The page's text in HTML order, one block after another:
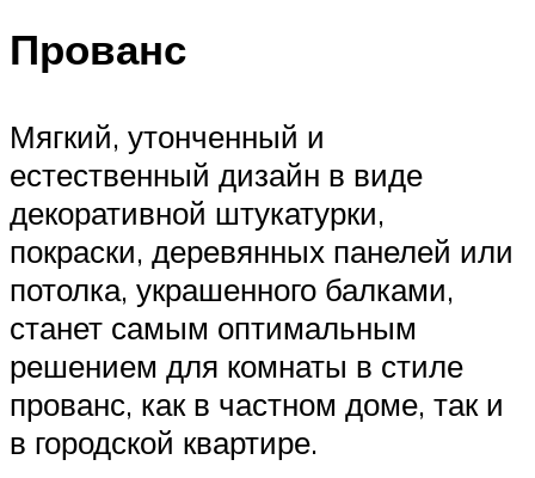
Прованс
Мягкий, утонченный и
естественный дизайн в виде
декоративной штукатурки,
покраски, деревянных панелей или
потолка, украшенного балками,
станет самым оптимальным
решением для комнаты в стиле
прованс, как в частном доме, так и
в городской квартире.